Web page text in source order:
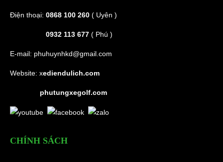
Điện thoại: 0868 100 260 ( Uyên )
0932 113 677 ( Phú )
E-mail: phuhuynhkd@gmail.com
Website: xediendulich.com
phutungxegolf.com
CHÍNH SÁCH